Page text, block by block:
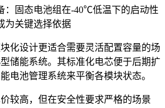
：固态电池组在-40℃低温下的启动性
为关键选择依据
化设计更适合需要灵活配置容量的场
储能系统。其标准化电芯便于后期扩
电池管理系统来平衡各模块状态。
较高，但在安全性要求严格的场景